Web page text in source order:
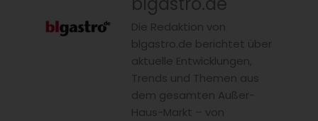
Die Redaktion von
blgastro.de berichtet über
aktuelle Entwicklungen,
Trends und Themen aus
dem gesamten Außer-
Haus-Markt – von